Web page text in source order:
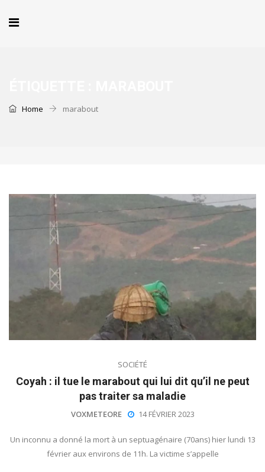
Home marabout
SOCIÉTÉ
Coyah : il tue le marabout qui lui dit qu’il ne peut
pas traiter sa maladie
VOXMETEORE 14 FÉVRIER 2023
Un inconnu a donné la mort à un septuagénaire (70ans) hier lundi 13
février aux environs de 11h. La victime s’appelle